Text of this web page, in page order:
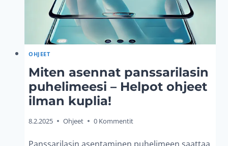
OHJEET
Miten asennat panssarilasin
puhelimeesi – Helpot ohjeet
ilman kuplia!
8.2.2025 Ohjeet 0 Kommentit